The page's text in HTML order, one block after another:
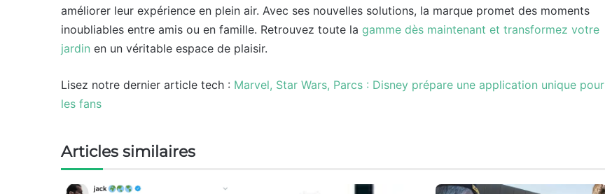
améliorer leur expérience en plein air. Avec ses nouvelles solutions, la marque promet des moments
inoubliables entre amis ou en famille. Retrouvez toute la gamme dès maintenant et transformez votre
jardin en un véritable espace de plaisir.
Lisez notre dernier article tech : Marvel, Star Wars, Parcs : Disney prépare une application unique pour
les fans
Articles similaires